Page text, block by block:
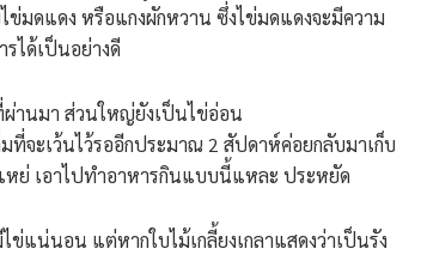
มดแดง หรือแกงผักหวาน ซึ่งไข่มดแดงจะมีความ
ได้เป็นอย่างดี
านมา ส่วนใหญ่ยังเป็นไข่อ่อน
ที่จะเว้นไว้รออีกประมาณ 2 สัปดาห์ค่อยกลับมาเก็บ
หย่ เอาไปทำอาหารกินแบบนี้แหละ ประหยัด
ข่แน่นอน แต่หากใบไม้เกลี้ยงเกลาแสดงว่าเป็นรัง